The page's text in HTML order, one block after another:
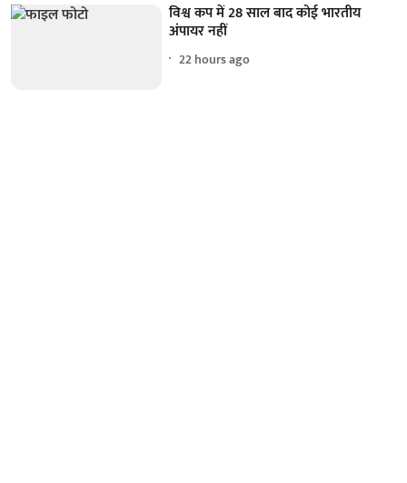
विश्व कप में 28 साल बाद कोई भारतीय
अंपायर नहीं
22 hours ago